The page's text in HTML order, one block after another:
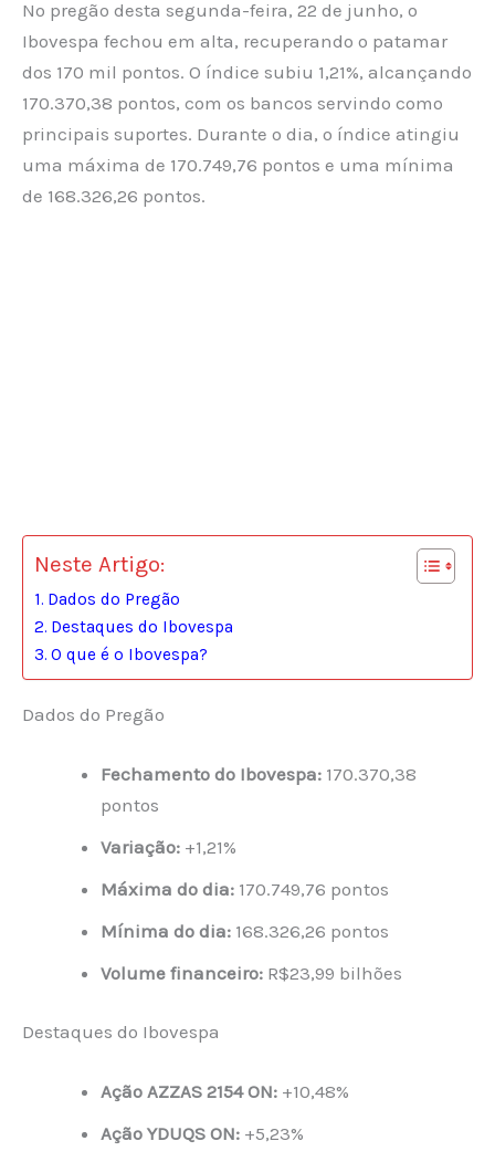
No pregão desta segunda-feira, 22 de junho, o
Ibovespa fechou em alta, recuperando o patamar
dos 170 mil pontos. O índice subiu 1,21%, alcançando
170.370,38 pontos, com os bancos servindo como
principais suportes. Durante o dia, o índice atingiu
uma máxima de 170.749,76 pontos e uma mínima
de 168.326,26 pontos.
Neste Artigo:
Dados do Pregão
Destaques do Ibovespa
O que é o Ibovespa?
Dados do Pregão
Fechamento do Ibovespa: 170.370,38
pontos
Variação: +1,21%
Máxima do dia: 170.749,76 pontos
Mínima do dia: 168.326,26 pontos
Volume financeiro: R$23,99 bilhões
Destaques do Ibovespa
Ação AZZAS 2154 ON: +10,48%
Ação YDUQS ON: +5,23%